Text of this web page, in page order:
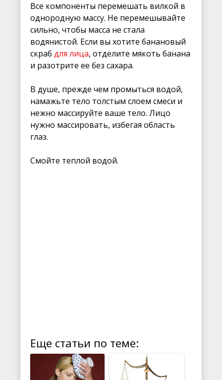
Все компоненты перемешать вилкой в
однородную массу. Не перемешывайте
сильно, чтобы масса не стала
водянистой. Если вы хотите банановый
скраб для лица, отделите мякоть банана
и разотрите ее без сахара.
В душе, прежде чем промыться водой,
намажьте тело толстым слоем смеси и
нежно массируйте ваше тело. Лицо
нужно массировать, избегая область
глаз.
Смойте теплой водой.
Еще статьи по теме: